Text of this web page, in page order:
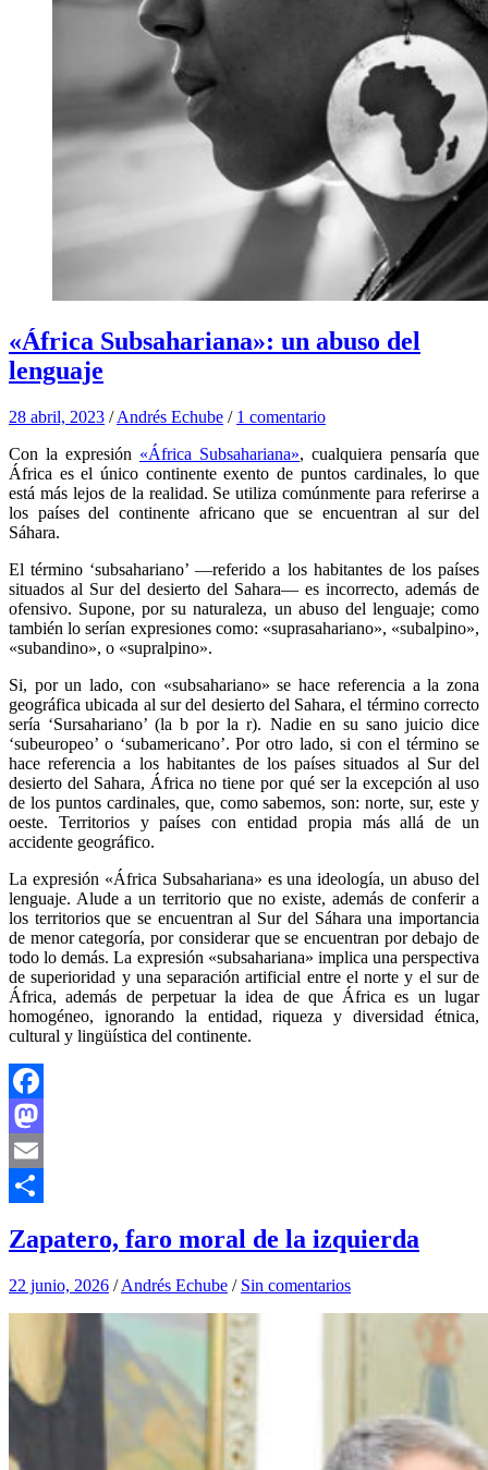
«África Subsahariana»: un abuso del
lenguaje
28 abril, 2023 /Andrés Echube / 1 comentario
Con la expresión «África Subsahariana», cualquiera pensaría que
África es el único continente exento de puntos cardinales, lo que
está más lejos de la realidad. Se utiliza comúnmente para referirse a
los países del continente africano que se encuentran al sur del
Sáhara.
El término ‘subsahariano’ —referido a los habitantes de los países
situados al Sur del desierto del Sahara— es incorrecto, además de
ofensivo. Supone, por su naturaleza, un abuso del lenguaje; como
también lo serían expresiones como: «suprasahariano», «subalpino»,
«subandino», o «supralpino».
Si, por un lado, con «subsahariano» se hace referencia a la zona
geográfica ubicada al sur del desierto del Sahara, el término correcto
sería ‘Sursahariano’ (la b por la r). Nadie en su sano juicio dice
‘subeuropeo’ o ‘subamericano’. Por otro lado, si con el término se
hace referencia a los habitantes de los países situados al Sur del
desierto del Sahara, África no tiene por qué ser la excepción al uso
de los puntos cardinales, que, como sabemos, son: norte, sur, este y
oeste. Territorios y países con entidad propia más allá de un
accidente geográfico.
La expresión «África Subsahariana» es una ideología, un abuso del
lenguaje. Alude a un territorio que no existe, además de conferir a
los territorios que se encuentran al Sur del Sáhara una importancia
de menor categoría, por considerar que se encuentran por debajo de
todo lo demás. La expresión «subsahariana» implica una perspectiva
de superioridad y una separación artificial entre el norte y el sur de
África, además de perpetuar la idea de que África es un lugar
homogéneo, ignorando la entidad, riqueza y diversidad étnica,
cultural y lingüística del continente.
Facebook
Mastodon
Email
Zapatero, faro moral de la izquierda
22 junio, 2026 /Andrés Echube / Sin comentarios